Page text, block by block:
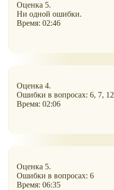
Оценка 5.
Ни одной ошибки.
Время: 02:46
Оценка 4.
Ошибки в вопросах: 6, 7, 12
Время: 02:06
Оценка 5.
Ошибки в вопросах: 6
Время: 06:35